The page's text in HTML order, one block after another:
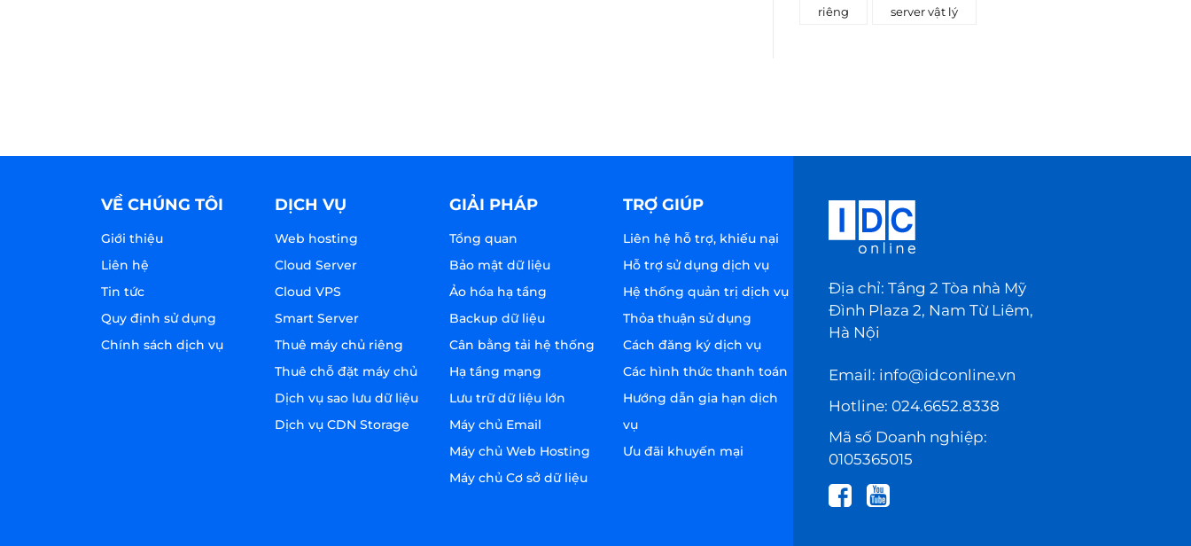
riêng server vật lý
VỀ CHÚNG TÔI
Giới thiệu
Liên hệ
Tin tức
Quy định sử dụng
Chính sách dịch vụ
DỊCH VỤ
Web hosting
Cloud Server
Cloud VPS
Smart Server
Thuê máy chủ riêng
Thuê chỗ đặt máy chủ
Dịch vụ sao lưu dữ liệu
Dịch vụ CDN Storage
GIẢI PHÁP
Tổng quan
Bảo mật dữ liệu
Ảo hóa hạ tầng
Backup dữ liệu
Cân bằng tải hệ thống
Hạ tầng mạng
Lưu trữ dữ liệu lớn
Máy chủ Email
Máy chủ Web Hosting
Máy chủ Cơ sở dữ liệu
TRỢ GIÚP
Liên hệ hỗ trợ, khiếu nại
Hỗ trợ sử dụng dịch vụ
Hệ thống quản trị dịch vụ
Thỏa thuận sử dụng
Cách đăng ký dịch vụ
Các hình thức thanh toán
Hướng dẫn gia hạn dịch
vụ
Ưu đãi khuyến mại
Địa chỉ: Tầng 2 Tòa nhà Mỹ
Đình Plaza 2, Nam Từ Liêm,
Hà Nội
Email: info@idconline.vn
Hotline: 024.6652.8338
Mã số Doanh nghiệp:
0105365015